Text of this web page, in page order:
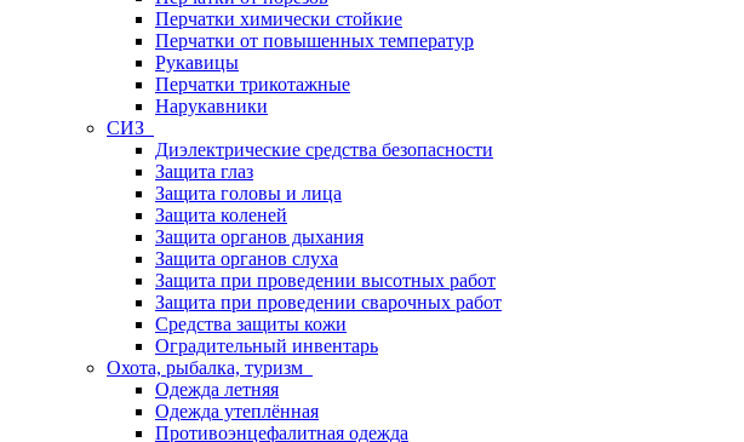
Перчатки химически стойкие
Перчатки от повышенных температур
Рукавицы
Перчатки трикотажные
Нарукавники
СИЗ
Диэлектрические средства безопасности
Защита глаз
Защита головы и лица
Защита коленей
Защита органов дыхания
Защита органов слуха
Защита при проведении высотных работ
Защита при проведении сварочных работ
Средства защиты кожи
Оградительный инвентарь
Охота, рыбалка, туризм
Одежда летняя
Одежда утеплённая
Противоэнцефалитная одежда